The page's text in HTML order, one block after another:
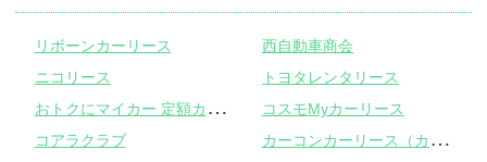
リボーンカーリース
西自動車商会
ニコリース
トヨタレンタリース
お
トクにマイカー 定額カルモくん
コスモMyカーリース
コアラクラブ
カ
ーコンカーリース（カーコンビニ倶楽部）